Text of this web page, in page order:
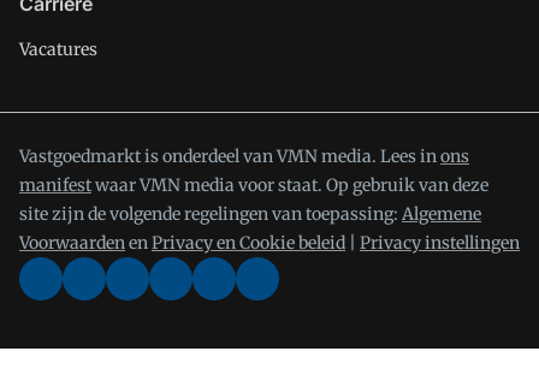
Vacatures
Vastgoedmarkt is onderdeel van VMN media. Lees inons
manifestwaar VMN media voor staat. Op gebruik van deze
site zijn de volgende regelingen van toepassing: Algemene
VoorwaardenenPrivacy en Cookie beleid Privacy instellingen